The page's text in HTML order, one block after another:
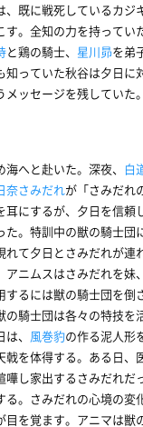
既に戦死しているカジ
す。全知の力を持ってい
と鶏の騎士、 星川昴を弟
知っていた秋谷は夕日に
ッセージを残していた。
へと赴いた。深夜、 白
奈さみだれが「さみだれ
にするが、夕日を信頼
た。特訓中の獣の騎士団
れて夕日とさみだれが連
ニムスはさみだれを妹、
するには獣の騎士団を倒
の騎士団は各々の特技を
、 風巻豹の作る泥人形
戟を体得する。ある日、
嘩し家出するさみだれだ
る。さみだれの心境の変
目を覚ます。アニマは獣